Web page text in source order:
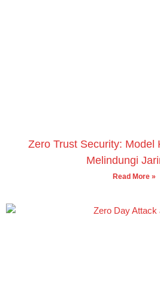
Zero Trust Security: Model
Melindungi
Read More »